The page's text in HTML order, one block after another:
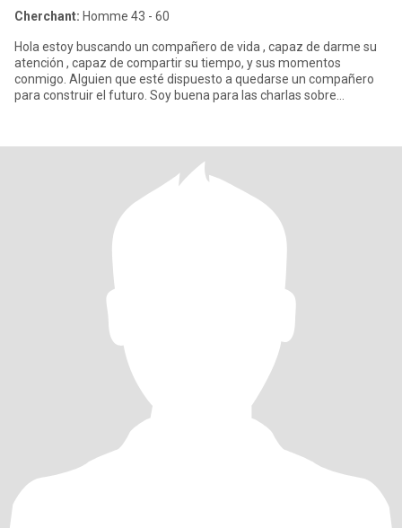
Cherchant: Homme 43 - 60
Hola estoy buscando un compañero de vida , capaz de darme su
atención , capaz de compartir su tiempo, y sus momentos
conmigo. Alguien que esté dispuesto a quedarse un compañero
para construir el futuro. Soy buena para las charlas sobre